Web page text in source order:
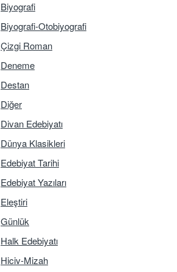
Biyografi
Biyografi-Otobiyografi
Çizgi Roman
Deneme
Destan
Diğer
Divan Edebiyatı
Dünya Klasikleri
Edebiyat Tarihi
Edebiyat Yazıları
Eleştiri
Günlük
Halk Edebiyatı
Hiciv-Mizah